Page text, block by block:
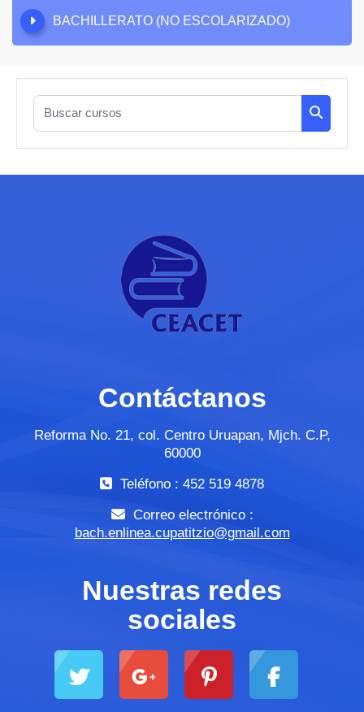
BACHILLERATO (NO ESCOLARIZADO)
Buscar cursos
Buscar
Contáctanos
Reforma No. 21, col. Centro Uruapan, Mjch. C.P,
60000
Teléfono : 452 519 4878
Correo electrónico :
bach.enlinea.cupatitzio@gmail.com
Nuestras redes
sociales